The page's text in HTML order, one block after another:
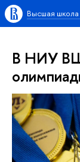
Высшая
В НИУ